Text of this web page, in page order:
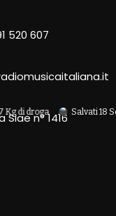
Salvati 18 Scout
520 607
Siae n° 1416